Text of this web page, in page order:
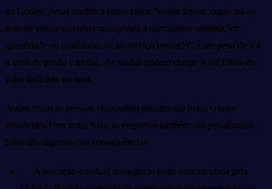
do Código Penal qualifica como crime “emitir fatura, duplicata ou
nota de venda que não corresponda à mercadoria vendida, em
quantidade ou qualidade, ou ao serviço prestado”, com pena de 2 a
4 anos de prisão e multa. As multas podem chegar a até 150% do
valor indicado na nota.
Assim como as pessoas respondem penalmente pelos crimes
envolvidos com notas frias, as empresas também são penalizadas.
Estas são algumas das consequências:
A inscrição estadual do negócio pode ser cancelada pela